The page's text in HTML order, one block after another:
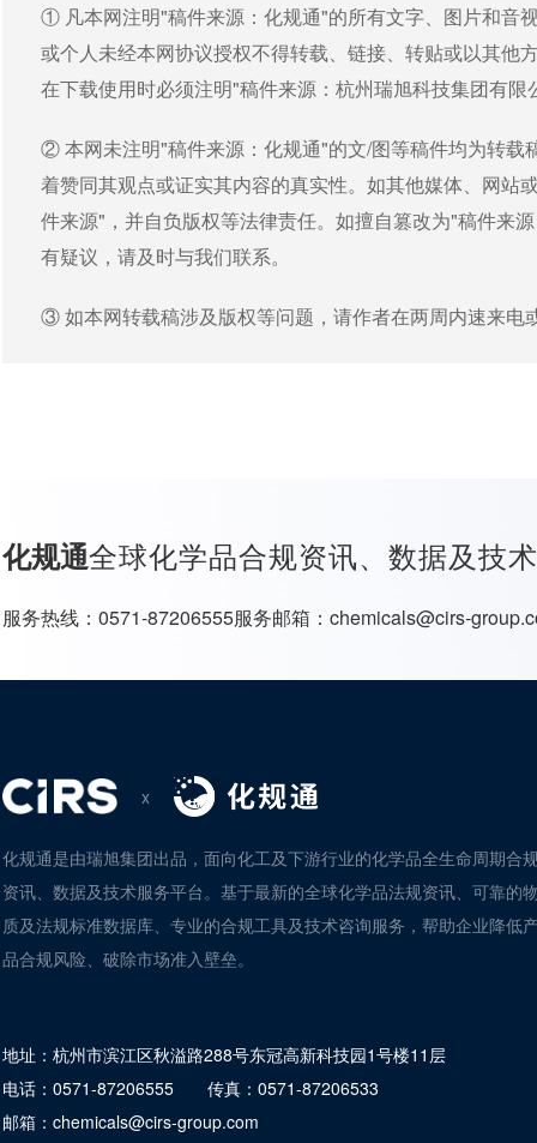
① 凡本网注明"稿件来源：化规通"的所有文字、图片和音
或个人未经本网协议授权不得转载、链接、转贴或以其他
在下载使用时必须注明"稿件来源：杭州瑞旭科技集团有
② 本网未注明"稿件来源：化规通"的文/图等稿件均为转载
着赞同其观点或证实其内容的真实性。如其他媒体、网站
件来源"，并自负版权等法律责任。如擅自篡改为"稿件来
有疑议，请及时与我们联系。
③ 如本网转载稿涉及版权等问题，请作者在两周内速来电
化规通全球化学品合规资讯、数据及技
服务热线： 0571-87206555服务邮箱： chemicals@cirs-
x
化规通是由瑞旭集团出品，面向化工及下游行业的化学品全生命周期合
资讯、数据及技术服务平台。基于最新的全球化学品法规资讯、可靠的
质及法规标准数据库、专业的合规工具及技术咨询服务，帮助企业降低
品合规风险、破除市场准入壁垒。
地址： 杭州市滨江区秋溢路288号东冠高新科技园1号楼11层
电话： 0571-87206555 传真： 0571-87206533
邮箱： chemicals@cirs-group.com